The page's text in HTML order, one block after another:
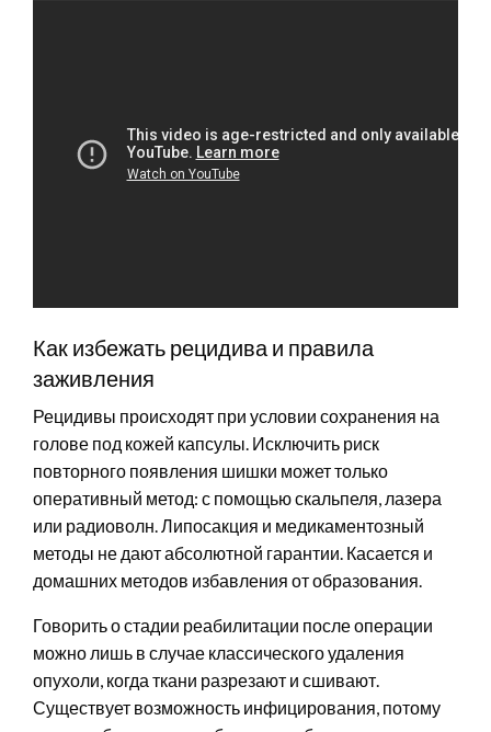
Как избежать рецидива и правила
заживления
Рецидивы происходят при условии сохранения на
голове под кожей капсулы. Исключить риск
повторного появления шишки может только
оперативный метод: с помощью скальпеля, лазера
или радиоволн. Липосакция и медикаментозный
методы не дают абсолютной гарантии. Касается и
домашних методов избавления от образования.
Говорить о стадии реабилитации после операции
можно лишь в случае классического удаления
опухоли, когда ткани разрезают и сшивают.
Существует возможность инфицирования, потому